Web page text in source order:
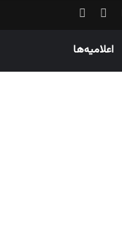
نوشته تصادفی
سایدبار
اعلامیه‌ها